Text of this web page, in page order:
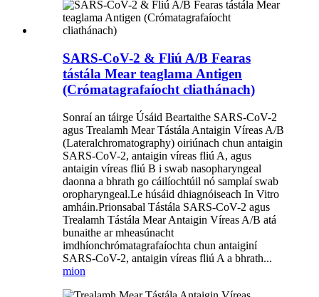
SARS-CoV-2 & Fliú A/B Fearas
tástála Mear teaglama Antigen
(Crómatagrafaíocht cliathánach)
Sonraí an táirge Úsáid Beartaithe SARS-CoV-2
agus Trealamh Mear Tástála Antaigin Víreas A/B
(Lateralchromatography) oiriúnach chun antaigin
SARS-CoV-2, antaigin víreas fliú A, agus
antaigin víreas fliú B i swab nasopharyngeal
daonna a bhrath go cáilíochtúil nó samplaí swab
oropharyngeal.Le húsáid dhiagnóiseach In Vitro
amháin.Prionsabal Tástála SARS-CoV-2 agus
Trealamh Tástála Mear Antaigin Víreas A/B atá
bunaithe ar mheasúnacht
imdhíonchrómatagrafaíochta chun antaiginí
SARS-CoV-2, antaigin víreas fliú A a bhrath...
mion